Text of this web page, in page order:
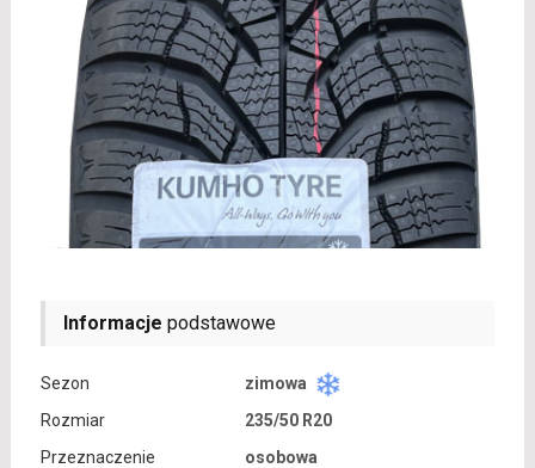
Informacje podstawowe
Sezon
zimowa
Rozmiar
235/50 R20
Przeznaczenie
osobowa